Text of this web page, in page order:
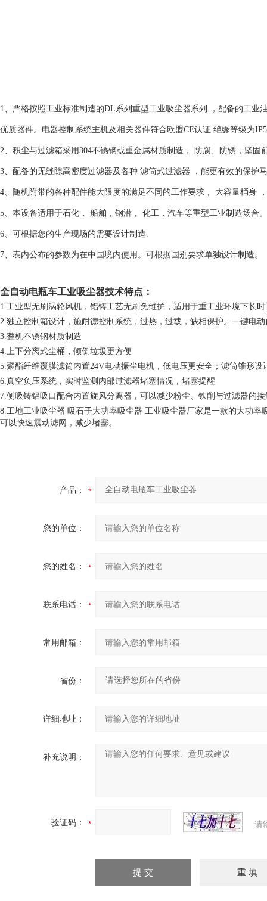
1、严格按照工业标准制造的DL系列重型工业吸尘器系列 ，配备的工
优质器件。电器控制系统主机及相关器件符合欧盟CE认证.绝缘等级为
2、积尘与过滤箱采用304不锈钢或重金属材质制造， 防腐、防锈，坚固
3、配备的无缝隙高密度过滤器及各种 滤筒式过滤器 ，能更有效的保护
4、随机附带的各种配件能大限度的满足不同的工作要求， 大容量桶身
5、本设备适用于石化， 船舶，钢潜， 化工，汽车等重型工业制造场合。
6、可根据您的生产现场的需要设计制造.
7、表内公布的参数为在中国境内使用。可根据国别要求单独设计制造。
全自动电瓶车工业吸尘器技术特点：
1.工业型无刷涡轮风机，铝铸工艺无刷免维护，适用于重工业环境下长
2.独立控制箱设计，施耐德控制系统，过热，过载，缺相保护。一键电
3.整机不锈钢材质制造
4.上下分离式尘桶，倾倒垃圾更方便
5.聚酯纤维覆膜滤筒内置24V电动振尘电机，低电压更安全；滤筒锥形
6.真空负压系统，实时监测内部过滤器堵塞情况，堵塞提醒
7.侧吸铸铝吸口配合内置旋风分离器，可以减少粉尘、铁削与过滤器的
8.工地工业吸尘器 吸石子大功率吸尘器 工业吸尘器厂家是一款的大功
可以快速震动滤网，减少堵塞。
产品：
您的单位：
您的姓名：
联系电话：
常用邮箱：
省份：
详细地址：
补充说明：
验证码： 请